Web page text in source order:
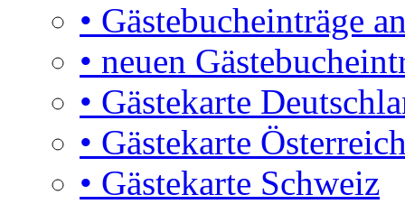
• Gästebucheinträge
• neuen
• Gästekarte
• Gästekarte
• Gästekarte Schweiz